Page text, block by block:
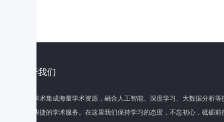
关于我们
百度学术集成海量学术资源，融合人工智能、深度学习、大数据分析
全面快捷的学术服务。在这里我们保持学习的态度，不忘初心，砥砺前